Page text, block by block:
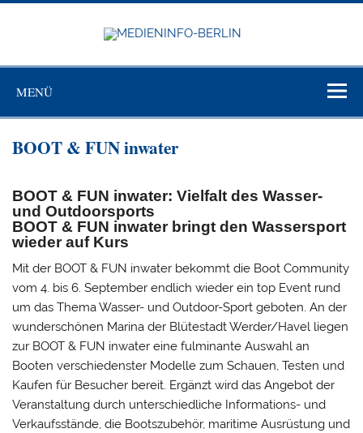
Zum
MENÜ
BOOT & FUN inwater
BOOT & FUN inwater: Vielfalt des Wasser-
und Outdoorsports
BOOT & FUN inwater bringt den Wassersport
wieder auf Kurs
Mit der BOOT & FUN inwater bekommt die Boot Community
vom 4. bis 6. September endlich wieder ein top Event rund
um das Thema Wasser- und Outdoor-Sport geboten. An der
wunderschönen Marina der Blütestadt Werder/Havel liegen
zur BOOT & FUN inwater eine fulminante Auswahl an
Booten verschiedenster Modelle zum Schauen, Testen und
Kaufen für Besucher bereit. Ergänzt wird das Angebot der
Veranstaltung durch unterschiedliche Informations- und
Verkaufsstände, die Bootszubehör, maritime Ausrüstung und